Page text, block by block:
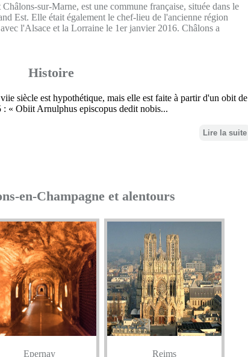
sur-Marne, est une commune française, située dans le
Est. Elle était également le chef-lieu de l'ancienne région
l'Alsace et la Lorraine le 1er janvier 2016. Châlons a
Histoire
siècle est hypothétique, mais elle est faite à partir d'un obit de
« Obiit Arnulphus episcopus dedit nobis...
Lire la suite
en-Champagne et alentours
Epernay Reims